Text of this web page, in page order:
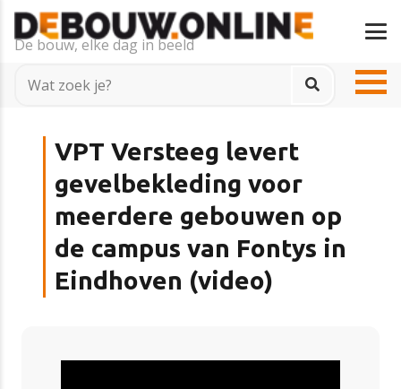
De bouw, elke dag in beeld
VPT Versteeg levert
gevelbekleding voor
meerdere gebouwen op
de campus van Fontys in
Eindhoven (video)